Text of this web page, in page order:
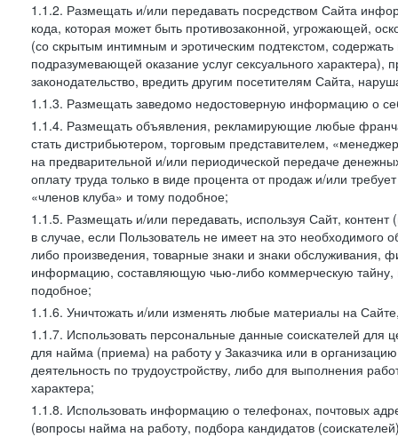
1.1.2. Размещать и/или передавать посредством Сайта
кода, которая может быть противозаконной, угрожающей,
(со скрытым интимным и эротическим подтекстом,
подразумевающей оказание услуг сексуального
законодательство, вредить другим посетителям Сайта,
1.1.3. Размещать заведомо недостоверную информацию о
1.1.4. Размещать объявления, рекламирующие любые
стать дистрибьютером, торговым представителем,
на предварительной и/или периодической передаче
оплату труда только в виде процента от продаж и/или
«членов клуба» и тому подобное;
1.1.5. Размещать и/или передавать, используя Сайт,
в случае, если Пользователь не имеет на это
либо произведения, товарные знаки и знаки
информацию, составляющую чью-либо коммерческую тайну,
подобное;
1.1.6. Уничтожать и/или изменять любые материалы на
1.1.7. Использовать персональные данные соискателей для
для найма (приема) на работу у Заказчика или в
деятельность по трудоустройству, либо для выполнения
характера;
1.1.8. Использовать информацию о телефонах, почтовых
(вопросы найма на работу, подбора кандидатов